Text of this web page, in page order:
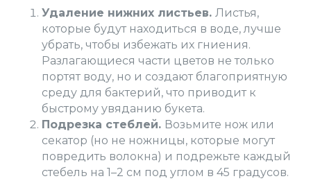
Удаление нижних листьев. Листья,
которые будут находиться в воде, лучше
убрать, чтобы избежать их гниения.
Разлагающиеся части цветов не только
портят воду, но и создают благоприятную
среду для бактерий, что приводит к
быстрому увяданию букета.
Подрезка стеблей. Возьмите нож или
секатор (но не ножницы, которые могут
повредить волокна) и подрежьте каждый
стебель на 1–2 см под углом в 45 градусов.